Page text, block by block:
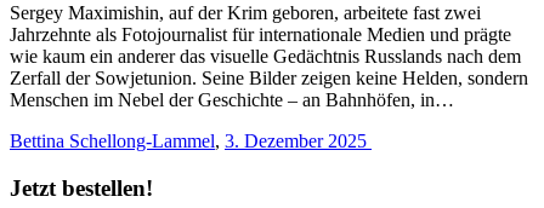
Sergey Maximishin, auf der Krim geboren, arbeitete fast zwei
Jahrzehnte als Fotojournalist für internationale Medien und prägte
wie kaum ein anderer das visuelle Gedächtnis Russlands nach dem
Zerfall der Sowjetunion. Seine Bilder zeigen keine Helden, sondern
Menschen im Nebel der Geschichte – an Bahnhöfen, in…
Bettina Schellong-Lammel, 3. Dezember 2025
Jetzt bestellen!